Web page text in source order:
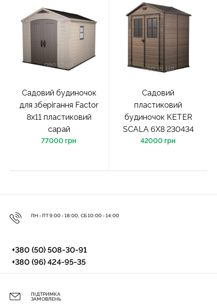
Садовий будиночок
для зберігання Factor
8x11 пластиковий
сарай
77000 грн
Садовий
пластиковий
будиночок KETER
SCALA 6X8 230434
42000 грн
ПН - ПТ 9:00 - 18:00, СБ 10:00 - 14:00
+380 (50) 508-30-91
+380 (96) 424-95-35
ПІДТРИМКА
ЗАМОВЛЕНЬ